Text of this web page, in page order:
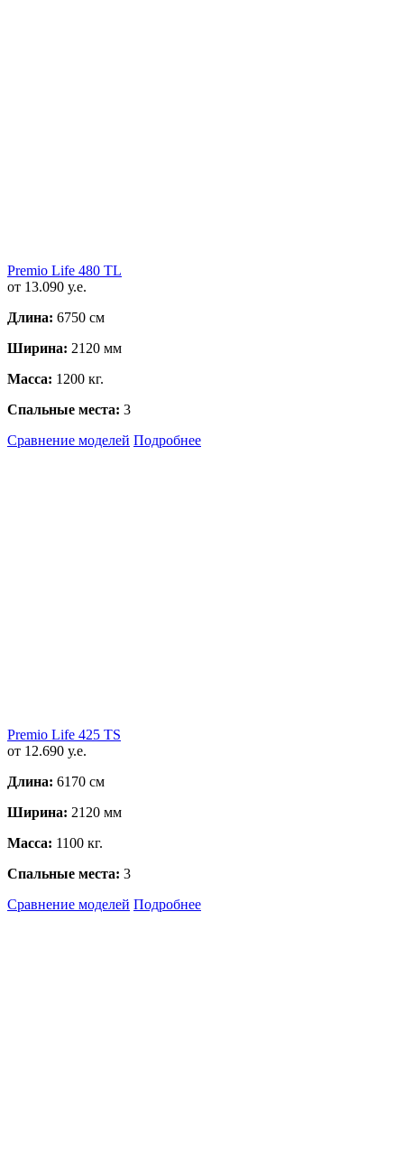
Premio Life 480 TL
от 13.090 у.е.
Длина: 6750 см
Ширина: 2120 мм
Масса: 1200 кг.
Спальные места: 3
Сравнение моделей Подробнее
Premio Life 425 TS
от 12.690 у.е.
Длина: 6170 см
Ширина: 2120 мм
Масса: 1100 кг.
Спальные места: 3
Сравнение моделей Подробнее